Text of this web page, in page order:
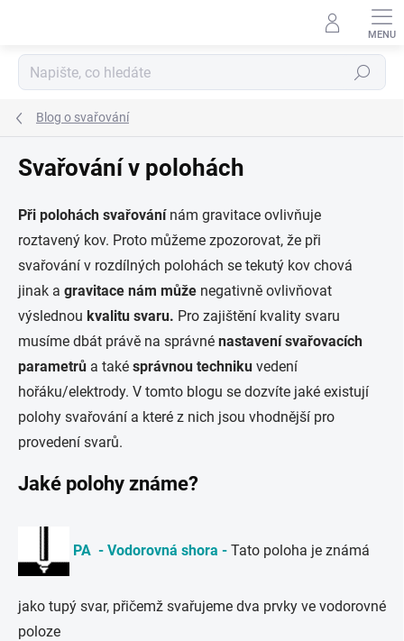
Hledat
Blog o svařování
Svařování v polohách
Při polohách svařovánínám gravitace ovlivňuje
roztavený kov. Proto můžeme zpozorovat, že při
svařování v rozdílných polohách se tekutý kov chová
jinak a gravitace nám může negativně ovlivňovat
výslednou kvalitu svaru. Pro zajištění kvality svaru
musíme dbát právě na správné nastavení svařovacích
parametrů a také správnou techniku ​​vedení
hořáku/elektrody. V tomto blogu se dozvíte jaké existují
polohy svařování a které z nich jsou vhodnější pro
provedení svarů.
Jaké polohy známe?
PA - Vodorovná shora - Tato poloha je známá
jako tupý svar, přičemž svařujeme dva prvky ve vodorovné
poloze